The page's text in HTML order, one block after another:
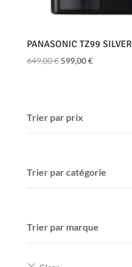
PANASONIC TZ99 SILVER
649,00€ Le
649,00 €.
599,00€Le
Trier par prix
Trier par catégorie
Trier par marque